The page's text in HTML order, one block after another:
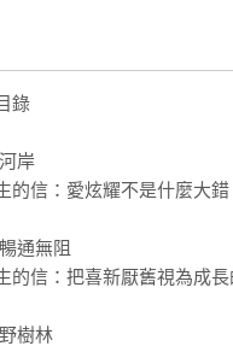
性的基礎上，找到「叛逆
出叛逆期。
了一輛汽車狂飆……最後，
船四處搜尋，一陣悠遠而
成長的祕密》
走過成長的煩惱與問題
錄
岸
的信：愛炫耀不是什麼大錯
通無阻
的信：把喜新厭舊視為成
樹林